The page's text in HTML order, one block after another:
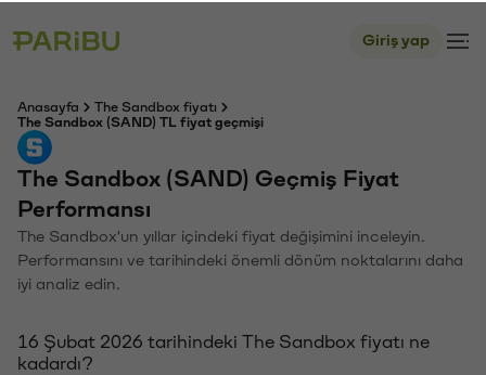
Giriş yap
Anasayfa
The Sandbox fiyatı
The Sandbox (SAND) TL fiyat geçmişi
The Sandbox (SAND) Geçmiş Fiyat
Performansı
The Sandbox'un yıllar içindeki fiyat değişimini inceleyin.
Performansını ve tarihindeki önemli dönüm noktalarını daha
iyi analiz edin.
16 Şubat 2026 tarihindeki The Sandbox fiyatı ne
kadardı?